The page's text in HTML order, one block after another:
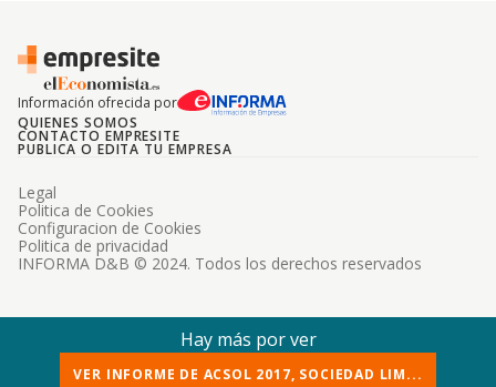
Información ofrecida por
QUIENES SOMOS
CONTACTO EMPRESITE
PUBLICA O EDITA TU EMPRESA
INFORMA D&B © 2024. Todos los derechos reservados
Legal
Politica de Cookies
Configuracion de Cookies
Politica de privacidad
Hay más por ver
VER INFORME DE ACSOL 2017, SOCIEDAD LIM...